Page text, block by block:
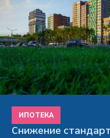
ИПОТЕКА
Снижение